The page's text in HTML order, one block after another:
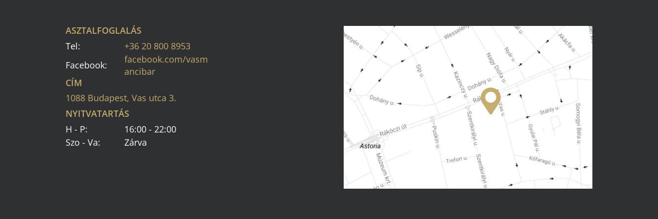
ASZTALFOGLALÁS
Tel:
+36 20 800 8953
Facebook:
facebook.com/vasm
ancibar
CÍM
1088 Budapest, Vas utca 3.
NYITVATARTÁS
H - P:
16:00 - 22:00
Szo - Va:
Zárva